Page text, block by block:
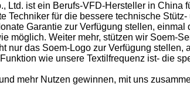
Ltd. ist ein Berufs-VFD-Hersteller in China
Techniker für die bessere technische
Garantie zur Verfügung stellen,
möglich. Weiter mehr, stützen wir Soem-
nur das Soem-Logo zur Verfügung
wie unsere Textilfrequenz ist- die
mehr Nutzen gewinnen, mit uns